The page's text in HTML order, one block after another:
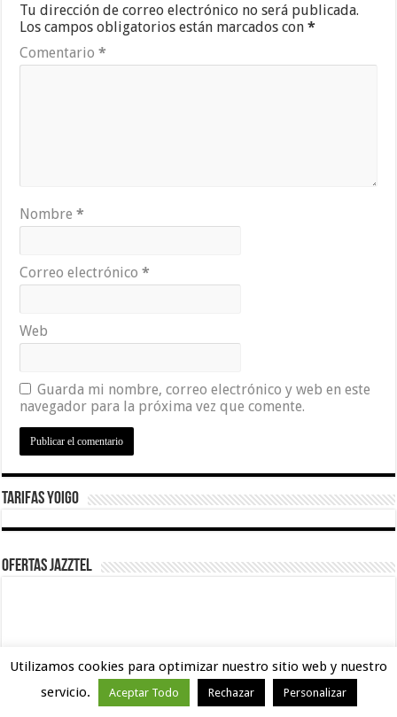
Tu dirección de correo electrónico no será publicada.
Los campos obligatorios están marcados con*
Comentario*
Nombre*
Correo electrónico*
Web
Guarda mi nombre, correo electrónico y web en este
navegador para la próxima vez que comente.
Tarifas Yoigo
Ofertas Jazztel
Utilizamos cookies para optimizar nuestro sitio web y nuestro
servicio.
Aceptar Todo Rechazar Personalizar